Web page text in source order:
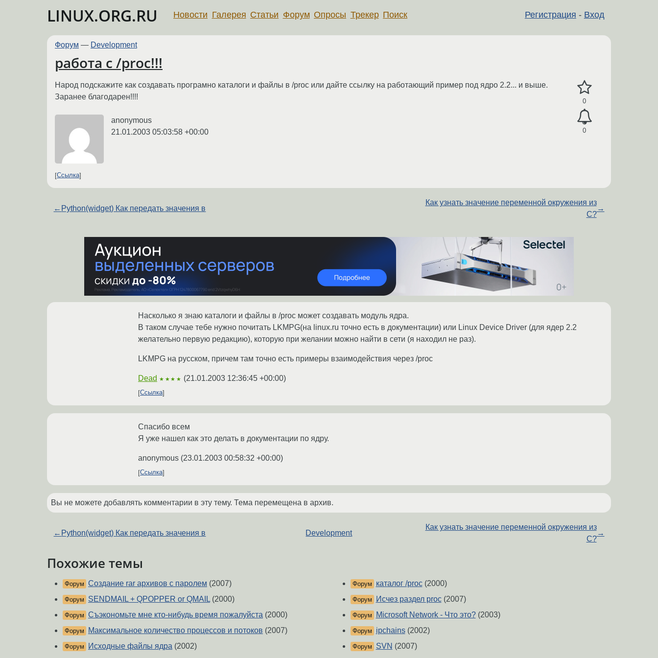
LINUX.ORG.RU Регистрация - Вход
Новости Галерея Статьи Форум Опросы Трекер Поиск
Форум — Development
работа с /proc!!!
0
0
Народ подскажите как создавать програмно каталоги и файлы в /proc или дайте ссылку на работающий пример под ядро 2.2... и выше.
Заранее благодарен!!!!
anonymous
21.01.2003 05:03:58 +00:00
Ссылка
← Python(widget) Как передать значения в
Как узнать значение переменной окружения из
C?
→
Насколько я знаю каталоги и файлы в /proc может создавать модуль ядра.
В таком случае тебе нужно почитать LKMPG(на linux.ru точно есть в документации) или Linux Device Driver (для ядер 2.2
желательно первую редакцию), которую при желании можно найти в сети (я находил не раз).
LKMPG на русском, причем там точно есть примеры взаимодействия через /proc
Dead ★★★★ (21.01.2003 12:36:45 +00:00)
Ссылка
Спасибо всем
Я уже нашел как это делать в документации по ядру.
anonymous (23.01.2003 00:58:32 +00:00)
Ссылка
Вы не можете добавлять комментарии в эту тему. Тема перемещена в архив.
← Python(widget) Как передать значения в Development
Как узнать значение переменной окружения из
C?
→
Похожие темы
Форум Создание rar архивов с паролем (2007)
Форум SENDMAIL + QPOPPER or QMAIL(2000)
Форум Съэкономьте мне кто-нибудь время пожалуйста (2000)
Форум Максимальное количество процессов и потоков (2007)
Форум Исходные файлы ядра (2002)
Форум каталог /proc(2000)
Форум Исчез раздел proc(2007)
Форум Microsoft Network - Что это?(2003)
Форум ipchains(2002)
Форум SVN (2007)